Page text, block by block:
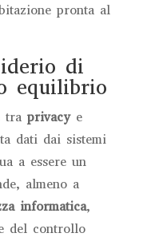
pronta al
di
equilibrio
tra privacye
dati dai sistemi
a essere un
almeno a
informatica,
del controllo